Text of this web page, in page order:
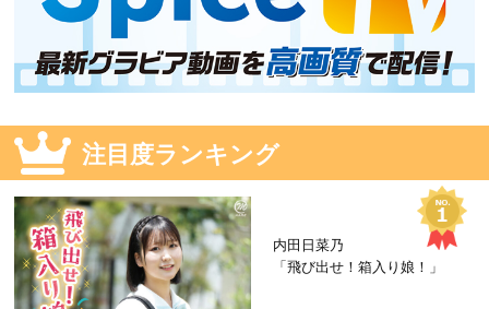
注目度ランキング
内田日菜乃
「飛び出せ！箱入り娘！」